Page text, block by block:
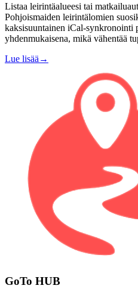
Listaa leirintäalueesi tai
Pohjoismaiden leirintälomien
kaksisuuntainen iCal-synkronointi
yhdenmukaisena, mikä vähentää
Lue lisää →
GoTo HUB